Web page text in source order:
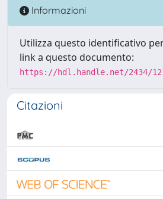
Informazioni
Utilizza questo identificativo
link a questo documento:
https://hdl.handle.net/2434/
Citazioni